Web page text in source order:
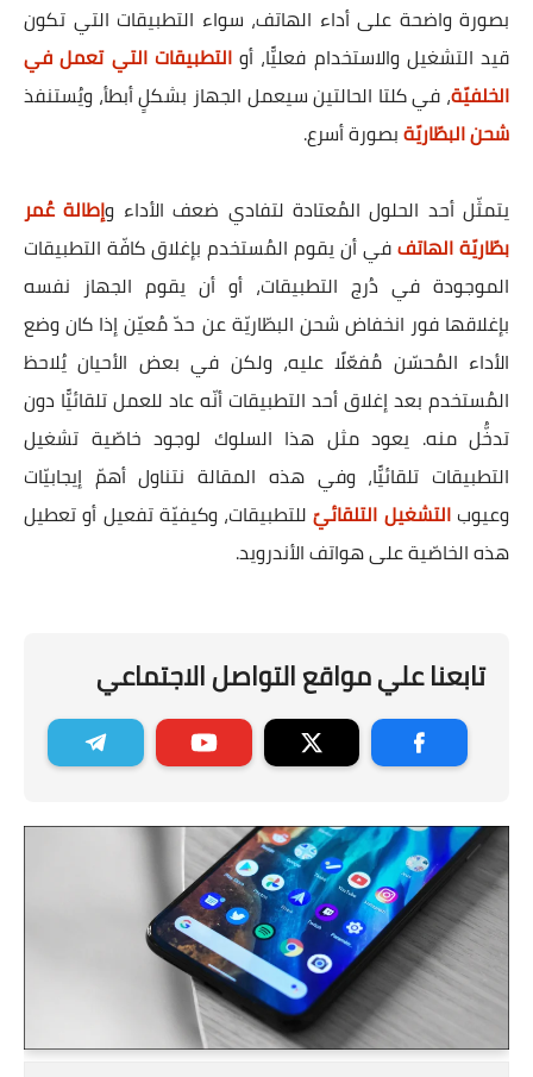
بصورة واضحة على أداء الهاتف، سواء التطبيقات التي تكون
قيد التشغيل والاستخدام فعليًّا، أوالتطبيقات التي تعمل في
الخلفيّة، في كلتا الحالتين سيعمل الجهاز بشكلٍ أبطأ، ويُستنفذ
شحن البطّاريّةبصورة أسرع.
يتمثّل أحد الحلول المُعتادة لتفادي ضعف الأداء وإطالة عُمر
بطّاريّة الهاتففي أن يقوم المُستخدم بإغلاق كافّة التطبيقات
الموجودة في دُرج التطبيقات، أو أن يقوم الجهاز نفسه
بإغلاقها فور انخفاض شحن البطّاريّة عن حدّ مُعيّن إذا كان وضع
الأداء المُحسّن مُفعّلًا عليه، ولكن في بعض الأحيان يُلاحظ
المُستخدم بعد إغلاق أحد التطبيقات أنّه عاد للعمل تلقائيًّا دون
تدخُّل منه. يعود مثل هذا السلوك لوجود خاصّية تشغيل
التطبيقات تلقائيًّا، وفي هذه المقالة نتناول أهمّ إيجابيّات
وعيوبالتشغيل التلقائيّللتطبيقات، وكيفيّة تفعيل أو تعطيل
هذه الخاصّية على هواتف الأندرويد.
تابعنا علي مواقع التواصل الاجتماعي